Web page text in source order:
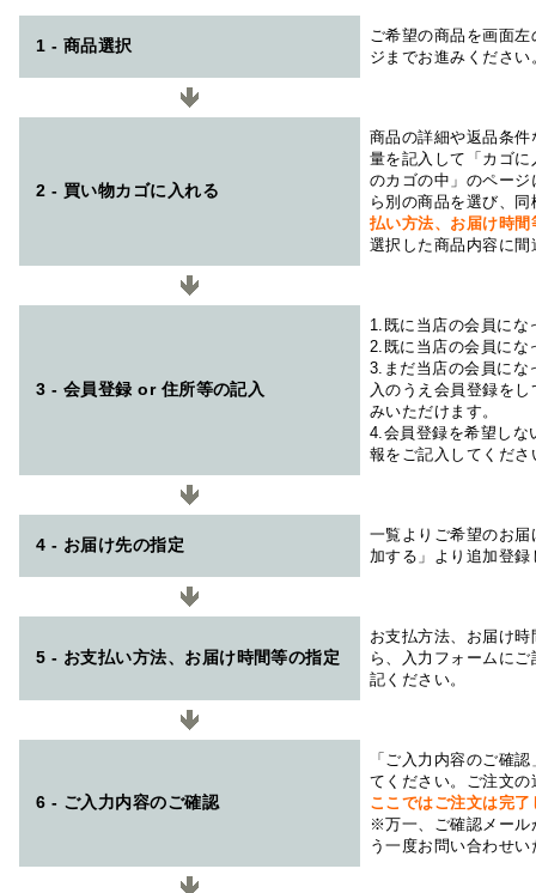
1 - 商品選択
ご希望の商品を画面
ジまでお進みください
2 - 買い物カゴに入れる
商品の詳細や返品条
量を記入して「カゴ
のカゴの中」のペー
ら別の商品を選び、
払い方法、お届け時
選択した商品内容に
3 - 会員登録 or 住所等の記入
1.既に当店の会員にな
2.既に当店の会員にな
3.まだ当店の会員にな
入のうえ会員登録を
みいただけます。
4.会員登録を希望しな
報をご記入してくださ
4 - お届け先の指定
一覧よりご希望のお
加する」より追加登
5 - お支払い方法、お届け時間等の指定
お支払方法、お届け
ら、入力フォームに
記ください。
6 - ご入力内容のご確認
「ご入力内容のご確
てください。ご注文
ここではご注文は完
※万一、ご確認メール
う一度お問い合わせ